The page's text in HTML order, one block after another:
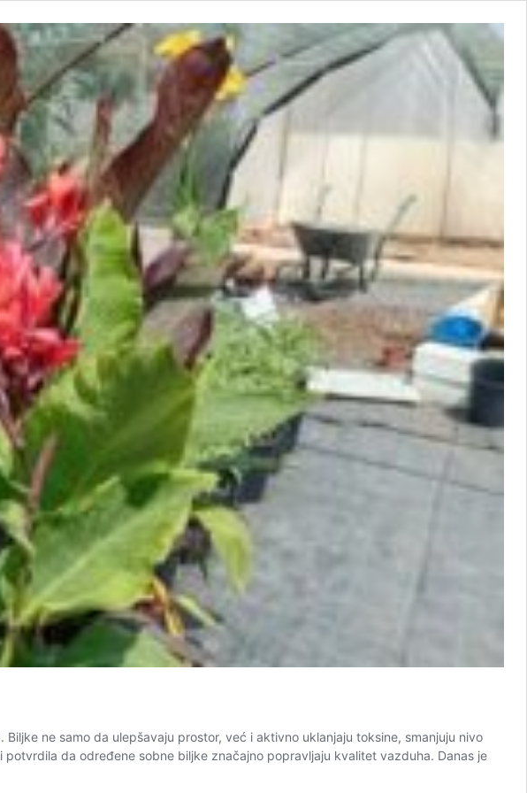
ne samo da ulepšavaju prostor, već i aktivno uklanjaju toksine, smanjuju nivo
da određene sobne biljke značajno popravljaju kvalitet vazduha. Danas je